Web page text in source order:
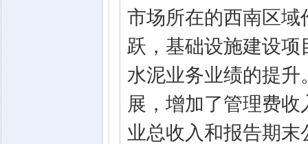
市场所在的西南区
跃，基础设施建设
水泥业务业绩的提
展，增加了管理费
业总收入和报告期